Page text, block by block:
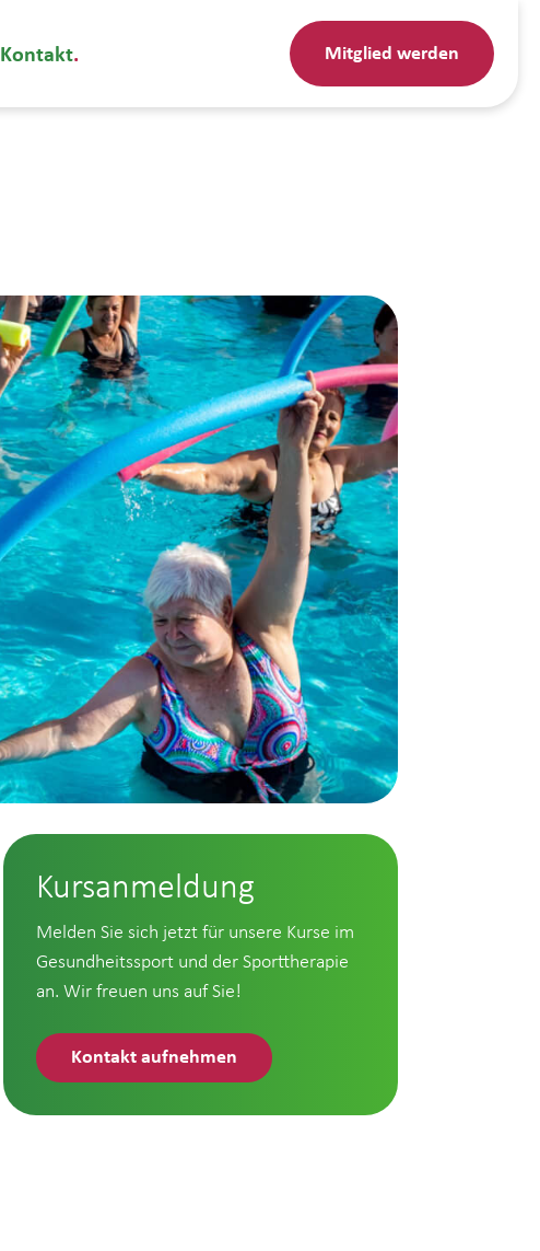
Kontakt Mitglied werden
Kursanmeldung
Melden Sie sich jetzt für unsere Kurse im
Gesundheitssport und der Sporttherapie
an. Wir freuen uns auf Sie!
Kontakt aufnehmen